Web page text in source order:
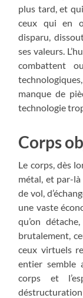
plus tard, et
ceux qui en
disparu,
ses valeurs.
combattent
manque de
technologie
Corps
Le corps, dès
métal, et par-là
de vol,
une vaste
qu’on
brutalement,
ceux virtuels
entier semble
corps et